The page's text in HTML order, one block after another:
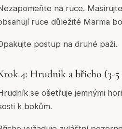
na ruce.
ruce důležité Marma
postup na druhé paži.
4: Hrudník a břicho (3-
se ošetřuje jemnými
k bokům.